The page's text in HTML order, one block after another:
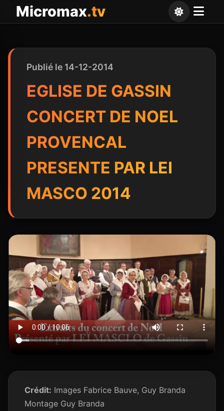
Micromax.tv
Publié le 14-12-2014
EGLISE DE GASSIN
CONCERT DE NOEL
PROVENCAL
PRESENTE PAR LEI
MASCO 2014
Crédit: Images Fabrice Bauve, Guy Branda
Montage Guy Branda
Panneau de gestion des cookies